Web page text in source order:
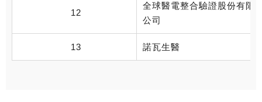
12
全球醫電整合驗證股份有限
公司
13 諾瓦生醫